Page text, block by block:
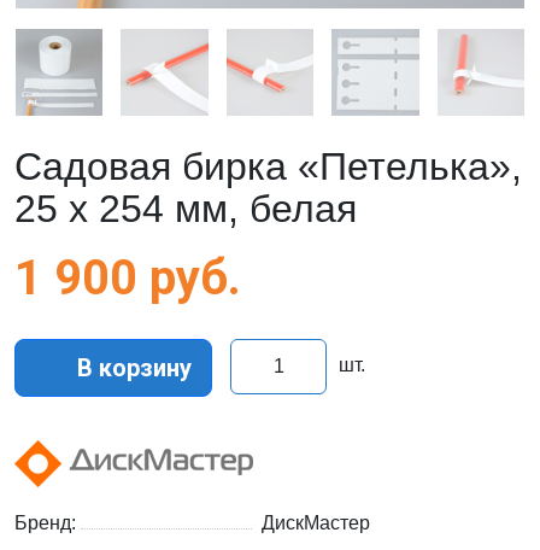
Садовая бирка «Петелька»,
25 х 254 мм, белая
1 900 руб.
В корзину шт.
Бренд:
ДискМастер